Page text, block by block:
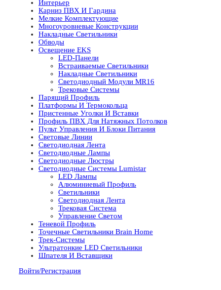
Интерьер
Карниз ПВХ И Гардина
Мелкие Комплектующие
Многоуровневые Конструкции
Накладные Светильники
Обводы
Освещение EKS
LED-Панели
Встраиваемые Светильники
Накладные Светильники
Светодиодный Модули MR16
Трековые Системы
Парящий Профиль
Платформы И Термокольца
Пристенные Уголки И Вставки
Профиль ПВХ Для Натяжных Потолков
Пульт Управления И Блоки Питания
Световые Линии
Светодиодная Лента
Светодиодные Лампы
Светодиодные Люстры
Светодиодные Системы Lumistar
LED Лампы
Алюминиевый Профиль
Светильники
Светодиодная Лента
Трековая Система
Управление Светом
Теневой Профиль
Точечные Светильники Brain Home
Трек-Системы
Ультратонкие LED Светильники
Шпателя И Вставщики
Войти/Регистрация